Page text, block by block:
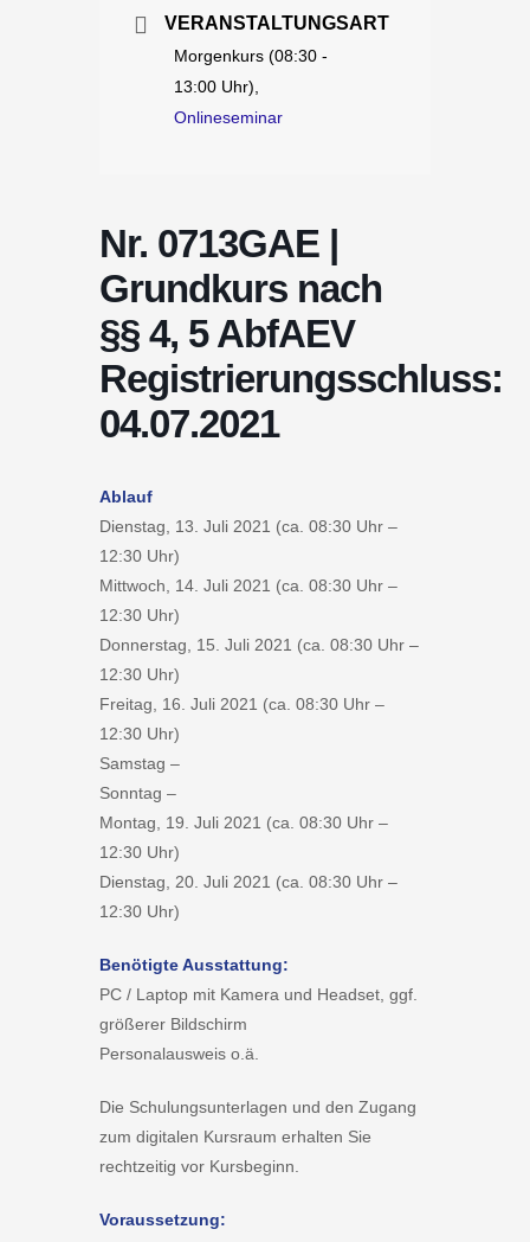
VERANSTALTUNGSART
Morgenkurs (08:30 -
13:00 Uhr),
Onlineseminar
Nr. 0713GAE |
Grundkurs nach
§§ 4, 5 AbfAEV
Registrierungsschluss:
04.07.2021
Ablauf
Dienstag, 13. Juli 2021 (ca. 08:30 Uhr –
12:30 Uhr)
Mittwoch, 14. Juli 2021 (ca. 08:30 Uhr –
12:30 Uhr)
Donnerstag, 15. Juli 2021 (ca. 08:30 Uhr –
12:30 Uhr)
Freitag, 16. Juli 2021 (ca. 08:30 Uhr –
12:30 Uhr)
Samstag –
Sonntag –
Montag, 19. Juli 2021 (ca. 08:30 Uhr –
12:30 Uhr)
Dienstag, 20. Juli 2021 (ca. 08:30 Uhr –
12:30 Uhr)
Benötigte Ausstattung:
PC / Laptop mit Kamera und Headset, ggf.
größerer Bildschirm
Personalausweis o.ä.
Die Schulungsunterlagen und den Zugang
zum digitalen Kursraum erhalten Sie
rechtzeitig vor Kursbeginn.
Voraussetzung: